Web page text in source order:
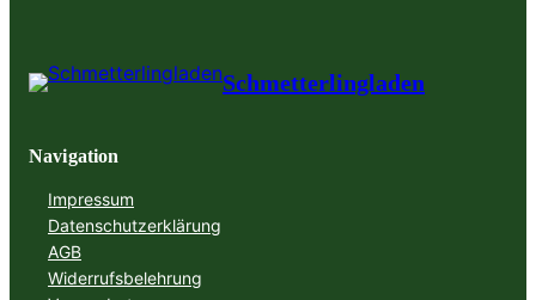
Schmetterlingladen
Navigation
Impressum
Datenschutzerklärung
AGB
Widerrufsbelehrung